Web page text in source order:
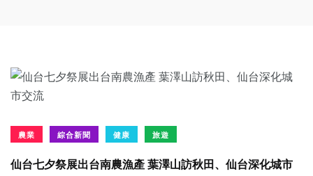
農業 綜合新聞 健康 旅遊
仙台七夕祭展出台南農漁產 葉澤山訪秋田、仙台深化城市